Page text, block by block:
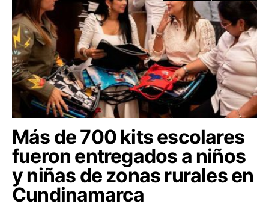
Más de 700 kits escolares
fueron entregados a niños
y niñas de zonas rurales en
Cundinamarca